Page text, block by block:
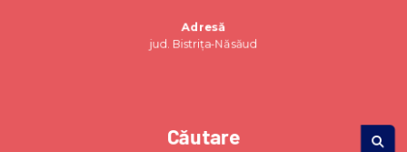
Adresă
jud. Bistrița-Năsăud
Căutare